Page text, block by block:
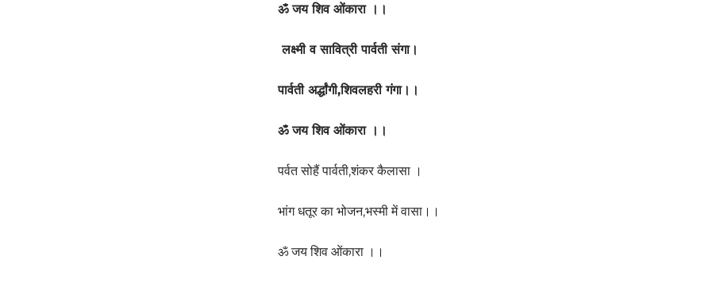
ॐ जय शिव ओंकारा ।।
लक्ष्मी व सावित्री पार्वती संगा।
पार्वती अर्द्धांगी,शिवलहरी गंगा।।
ॐ जय शिव ओंकारा ।।
पर्वत सोहैं पार्वती,शंकर कैलासा ।
भांग धतूर का भोजन,भस्मी में वासा।।
ॐ जय शिव ओंकारा ।।